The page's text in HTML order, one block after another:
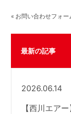
« お問い合わせフォー
最新の記事
2026.06.14
【西川エア